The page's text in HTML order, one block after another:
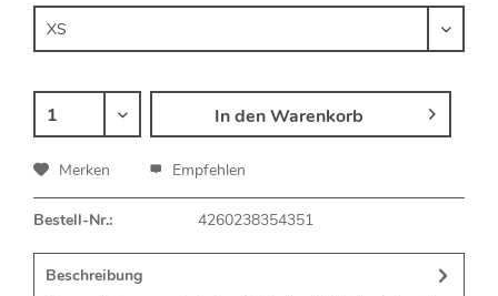
In denWarenkorb
Merken Empfehlen
Bestell-Nr.: 4260238354351
Beschreibung